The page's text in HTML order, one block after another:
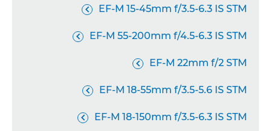
EF-M 15-45mm f/3.5-6.3 IS STM

EF-M 55-200mm f/4.5-6.3 IS STM

EF-M 22mm f/2 STM

EF-M 18-55mm f/3.5-5.6 IS STM

EF-M 18-150mm f/3.5-6.3 IS STM
